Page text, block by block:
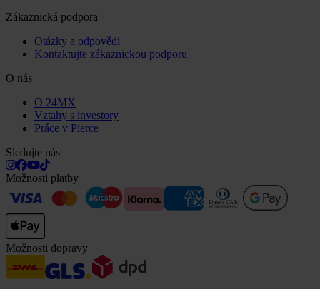
Zákaznická podpora
Otázky a odpovědi
Kontaktujte zákaznickou podporu
O nás
O 24MX
Vztahy s investory
Práce v Pierce
Sledujte nás
Možnosti platby
Možnosti dopravy